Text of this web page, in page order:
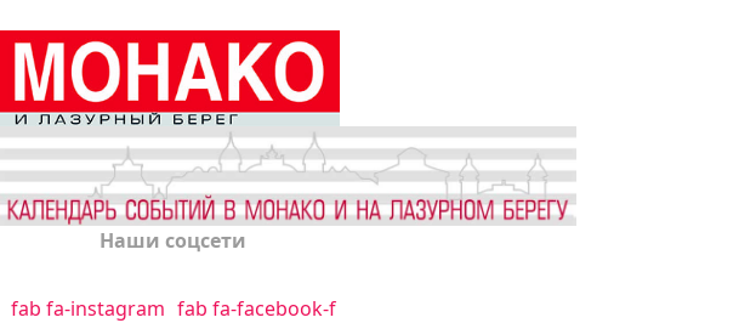
Наши соцсети
fab fa-instagram fab fa-facebook-f